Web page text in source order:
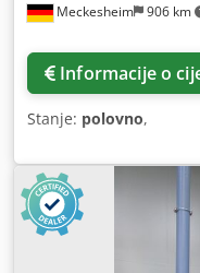
Meckesheim 906 km
Informacije o
Stanje: polovno,